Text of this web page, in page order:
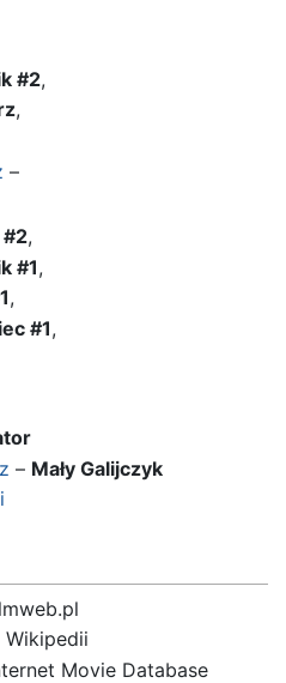
#2,
,
–
,
#1,
,
#1,
– Mały Galijczyk
Movie Database